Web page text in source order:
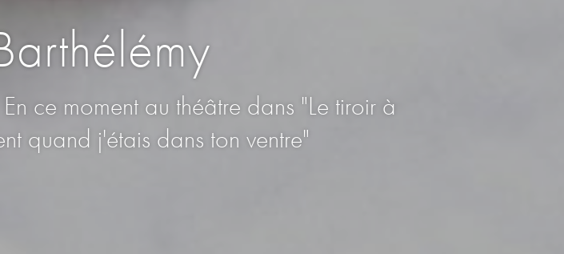
ce moment au théâtre dans "Le tiroir à
quand j'étais dans ton ventre"